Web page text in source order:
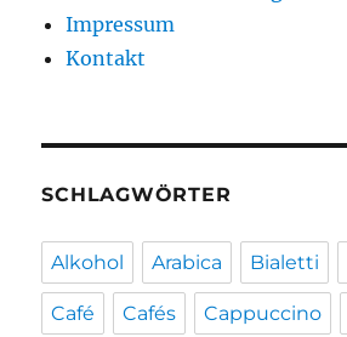
Impressum
Kontakt
SCHLAGWÖRTER
Alkohol Arabica Bialetti
Café Cafés Cappuccino